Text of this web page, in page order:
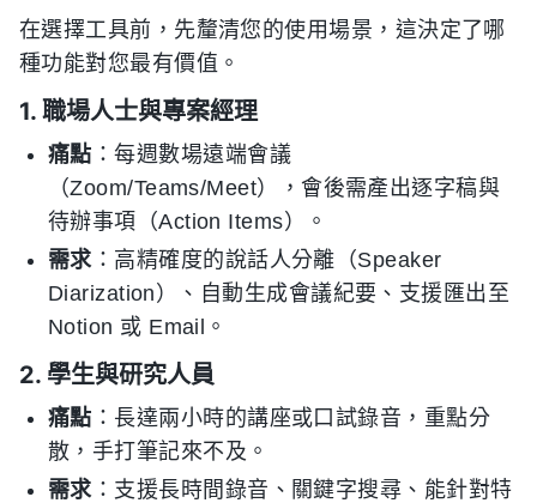
在選擇工具前，先釐清您的使用場景，這決定了哪
種功能對您最有價值。
1. 職場人士與專案經理
痛點 ：每週數場遠端會議
（Zoom/Teams/Meet），會後需產出逐字稿與
待辦事項（Action Items）。
需求：高精確度的說話人分離（Speaker
Diarization）、自動生成會議紀要、支援匯出至
Notion 或 Email。
2. 學生與研究人員
痛點 ：長達兩小時的講座或口試錄音，重點分
散，手打筆記來不及。
需求：支援長時間錄音、關鍵字搜尋、能針對特